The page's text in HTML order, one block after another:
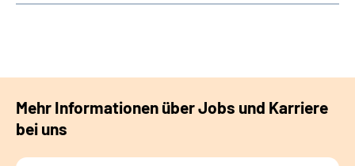
Mehr Informationen über Jobs und Karriere
bei uns